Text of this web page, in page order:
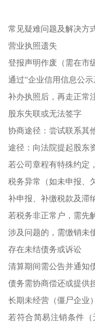
常见疑难问题及解决方
营业执照遗失
登报声明作废（需在市
通过“企业信用信息公示
补办执照后，再走正常
股东失联或无法签字
协商途径：尝试联系其
途径：向法院提起股东
若公司章程有特殊约定
税务异常（如未申报、
补申报、补缴税款及滞
若税务非正常户，需先
涉及问题的，需缴销未
存在未结债务或诉讼
清算期间需公告并通知
债务需协商偿还或提供
长期未经营（僵尸企业）
若符合简易注销条件